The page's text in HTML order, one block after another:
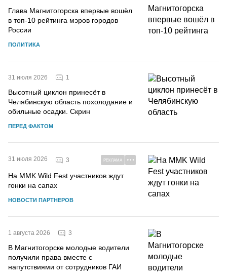
Глава Магнитогорска впервые вошёл
в топ-10 рейтинга мэров городов
России
ПОЛИТИКА
31 июля 2026 1
Высотный циклон принесёт в
Челябинскую область похолодание и
обильные осадки. Скрин
ПЕРЕД ФАКТОМ
31 июля 2026 3 РЕКЛАМА
На MMK Wild Fest участников ждут
гонки на сапах
НОВОСТИ ПАРТНЕРОВ
1 августа 2026 3
В Магнитогорске молодые водители
получили права вместе с
напутствиями от сотрудников ГАИ